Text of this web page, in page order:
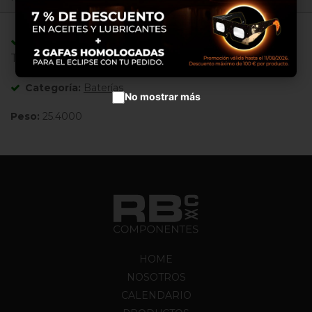
Adaptable/Compatible con Referencias:
TG1102 ,
Categoría: Baterías
Peso: 25.4000
HOME
NOSOTROS
CALENDARIO
Aceptar cookies
No mostrar más